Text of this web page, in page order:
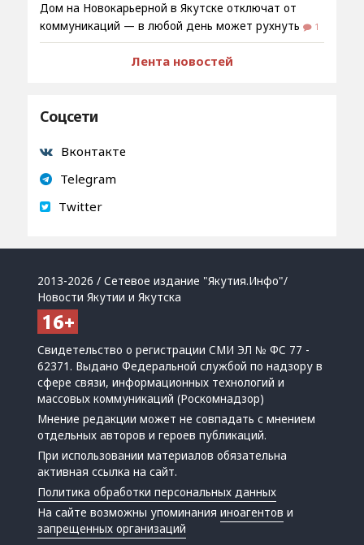
Дом на Новокарьерной в Якутске отключат от
коммуникаций — в любой день может рухнуть
1
Лента новостей
Соцсети
Вконтакте
Telegram
Twitter
2013-2026 / Сетевое издание "Якутия.Инфо"/
Новости Якутии и Якутска
Свидетельство о регистрации СМИ ЭЛ № ФС 77 -
62371. Выдано Федеральной службой по надзору в
сфере связи, информационных технологий и
массовых коммуникаций (Роскомнадзор)
Мнение редакции может не совпадать с мнением
отдельных авторов и героев публикаций.
При использовании материалов обязательна
активная ссылка на сайт.
Политика обработки персональных данных
На сайте возможны упоминанияиноагентов и
запрещенных организаций